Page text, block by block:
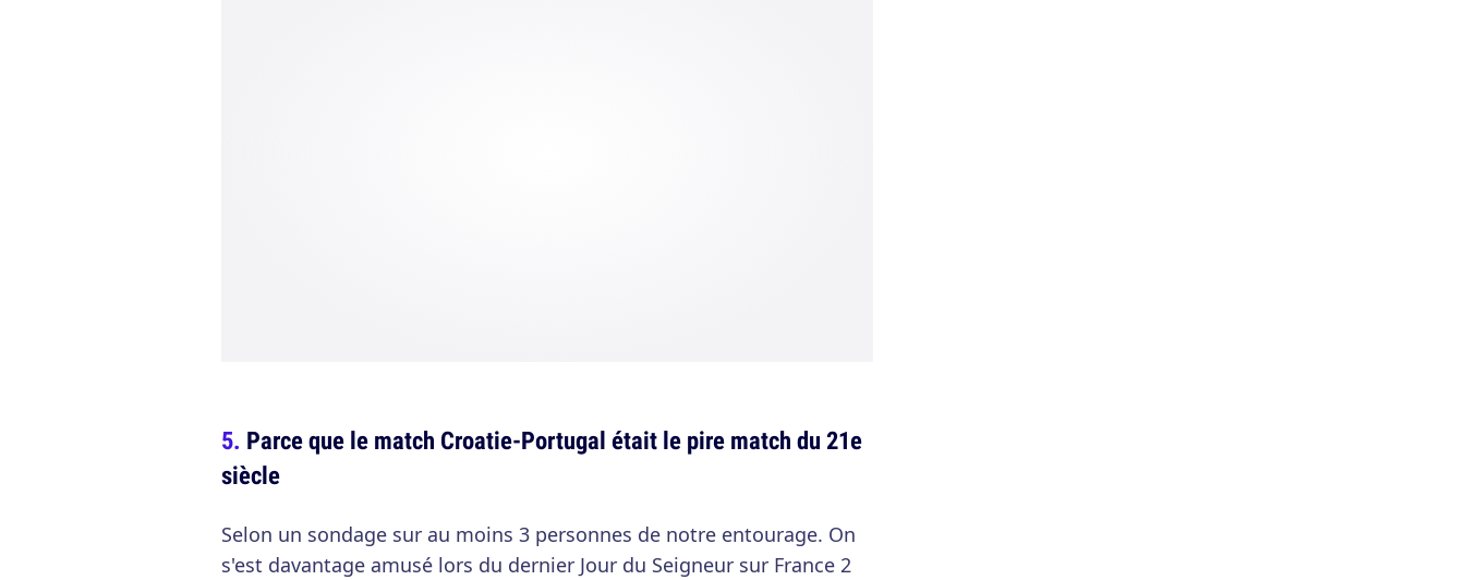
Parce que le match Croatie-Portugal était le pire match du 21e
siècle
Selon un sondage sur au moins 3 personnes de notre entourage. On
s'est davantage amusé lors du dernier Jour du Seigneur sur France 2